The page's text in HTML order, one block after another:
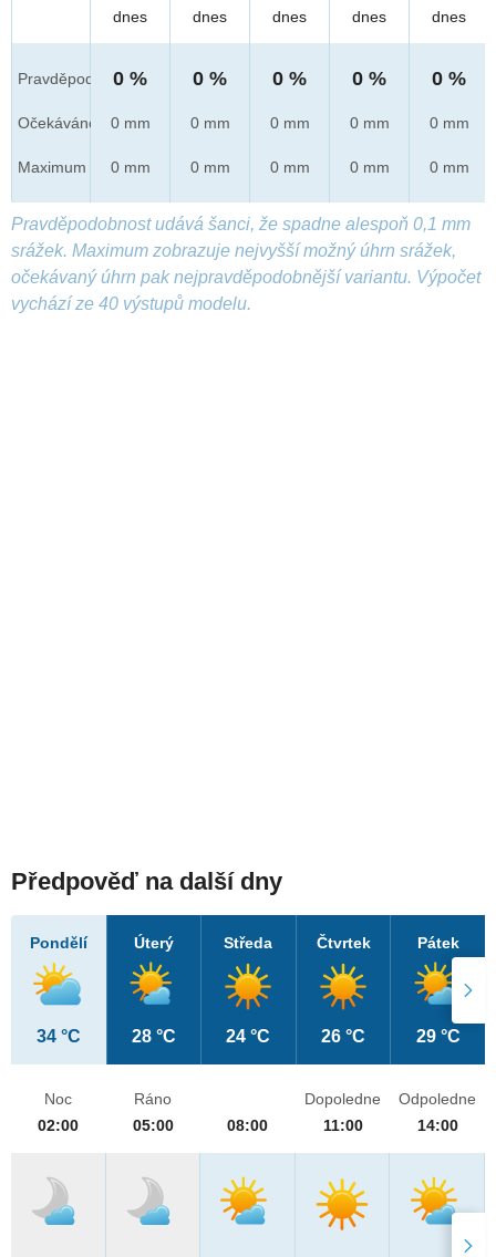
Pravděpod.
Očekáváno
Maximum
dnes
0 %
0 mm
0 mm
dnes
0 %
0 mm
0 mm
dnes
0 %
0 mm
0 mm
dnes
0 %
0 mm
0 mm
dnes
0 %
0 mm
0 mm
Pravděpodobnost udává šanci, že spadne alespoň 0,1 mm
srážek. Maximum zobrazuje nejvyšší možný úhrn srážek,
očekávaný úhrn pak nejpravděpodobnější variantu. Výpočet
vychází ze 40 výstupů modelu.
Předpověď na další dny
Pondělí
34 °C
Úterý
28 °C
Středa
24 °C
Čtvrtek
26 °C
Pátek
29 °C
Noc
02:00
Ráno
05:00
08:00
Dopoledne
11:00
Odpoledne
14:00